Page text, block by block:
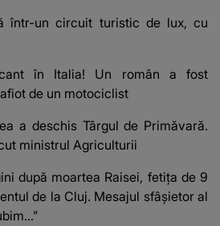
într-un circuit turistic de lux, cu
în Italia! Un român a fost
de un motociclist
a deschis Târgul de Primăvară.
ministrul Agriculturii
după moartea Raisei, fetița de 9
de la Cluj. Mesajul sfâșietor al